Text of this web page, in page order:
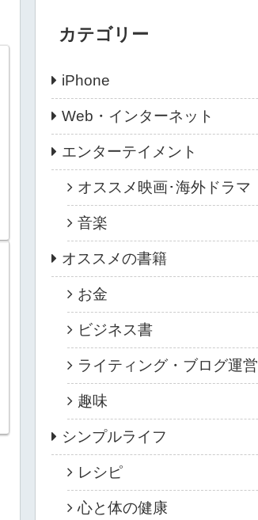
カテゴリー
iPhone
Web・インターネット
エンターテイメント
オススメ映画･海外ドラマ
音楽
オススメの書籍
お金
ビジネス書
ライティング・ブログ運営
趣味
シンプルライフ
レシピ
心と体の健康